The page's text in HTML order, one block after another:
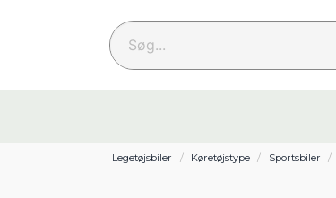
Søg...
Legetøjsbiler Køretøjstype Sportsbiler